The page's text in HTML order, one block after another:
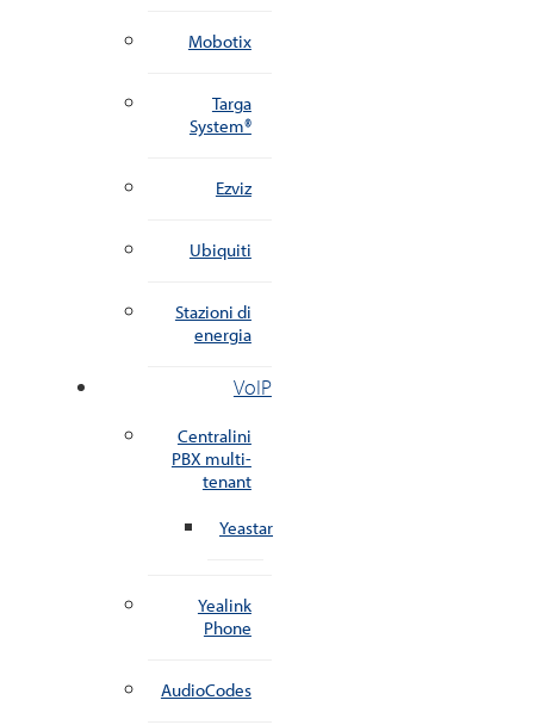
Mobotix
Targa
System®
Ezviz
Ubiquiti
Stazioni di
energia
VoIP
Centralini
PBX multi-
tenant
Yeastar
Yealink
Phone
AudioCodes